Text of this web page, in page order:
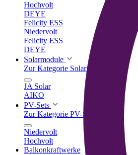
Hochvolt
DEYE
Felicity ESS
Niedervolt
Felicity ESS
DEYE
Solarmodule
Zur Kategorie Solarmodule
JA Solar
AIKO
PV-Sets
Zur Kategorie PV-Sets
Niedervolt
Hochvolt
Balkonkraftwerke